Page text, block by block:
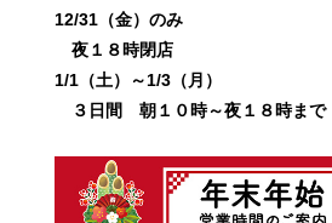
12/31（金）のみ
夜１８時閉店
1/1（土）～1/3（月）
３日間 朝１０時～夜１８時まで